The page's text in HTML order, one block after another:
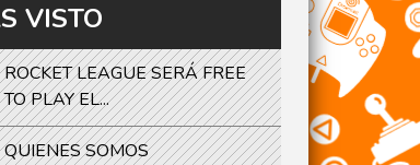
VISTO
ROCKET LEAGUE SERÁ FREE
TO PLAY EL...
QUIENES SOMOS